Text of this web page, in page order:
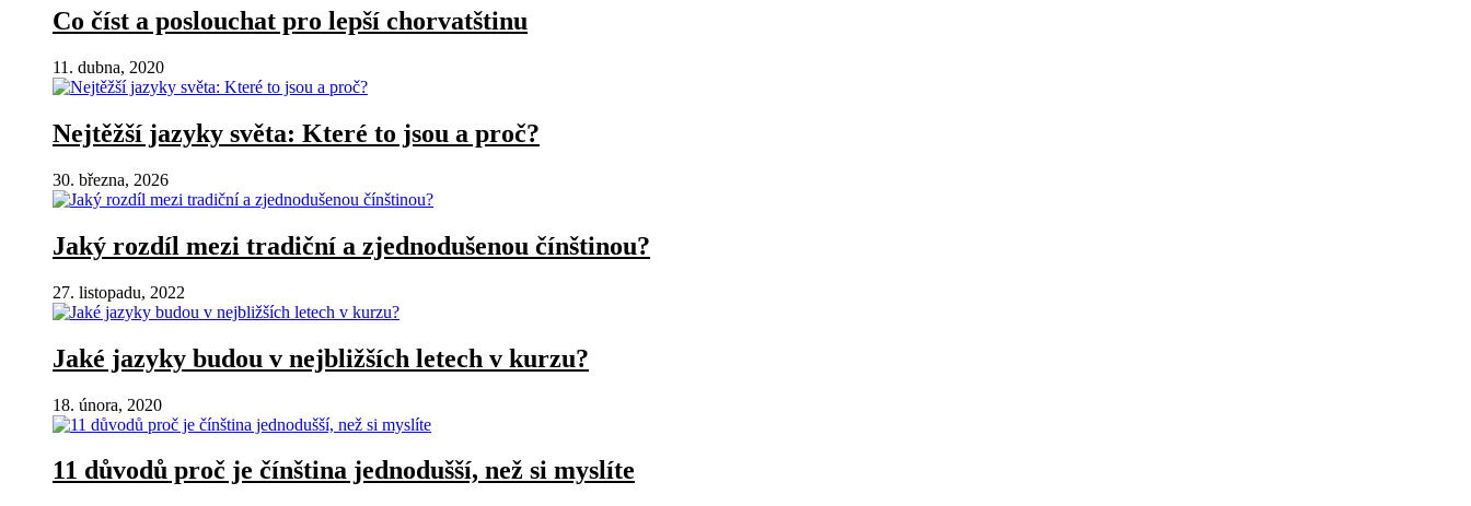
Co číst a poslouchat pro lepší chorvatštinu
11. dubna, 2020
Nejtěžší jazyky světa: Které to jsou a proč?
30. března, 2026
Jaký rozdíl mezi tradiční a zjednodušenou čínštinou?
27. listopadu, 2022
Jaké jazyky budou v nejbližších letech v kurzu?
18. února, 2020
11 důvodů proč je čínština jednodušší, než si myslíte